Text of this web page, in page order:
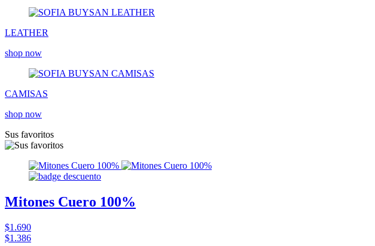
LEATHER
shop now
CAMISAS
shop now
Sus favoritos
Mitones Cuero 100%
$1.690
$1.386